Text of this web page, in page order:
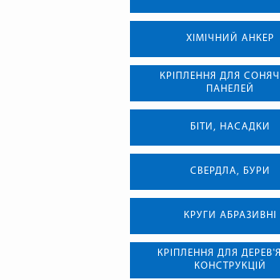
ХІМІЧНИЙ АНКЕР
КРІПЛЕННЯ ДЛЯ
ПАНЕЛЕЙ
БІТИ, НАСАДКИ
СВЕРДЛА, БУРИ
КРУГИ АБРАЗИВНІ
КРІПЛЕННЯ ДЛЯ
КОНСТРУКЦІЙ